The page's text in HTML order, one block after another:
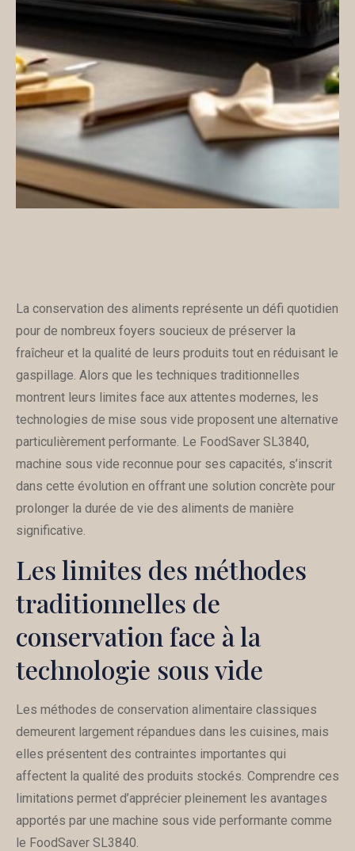
La conservation des aliments représente un défi quotidien
pour de nombreux foyers soucieux de préserver la
fraîcheur et la qualité de leurs produits tout en réduisant le
gaspillage. Alors que les techniques traditionnelles
montrent leurs limites face aux attentes modernes, les
technologies de mise sous vide proposent une alternative
particulièrement performante. Le FoodSaver SL3840,
machine sous vide reconnue pour ses capacités, s’inscrit
dans cette évolution en offrant une solution concrète pour
prolonger la durée de vie des aliments de manière
significative.
Les limites des méthodes
traditionnelles de
conservation face à la
technologie sous vide
Les méthodes de conservation alimentaire classiques
demeurent largement répandues dans les cuisines, mais
elles présentent des contraintes importantes qui
affectent la qualité des produits stockés. Comprendre ces
limitations permet d’apprécier pleinement les avantages
apportés par une machine sous vide performante comme
le FoodSaver SL3840.